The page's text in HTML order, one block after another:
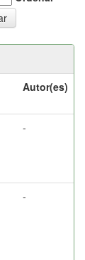
Autor(es)
-
-